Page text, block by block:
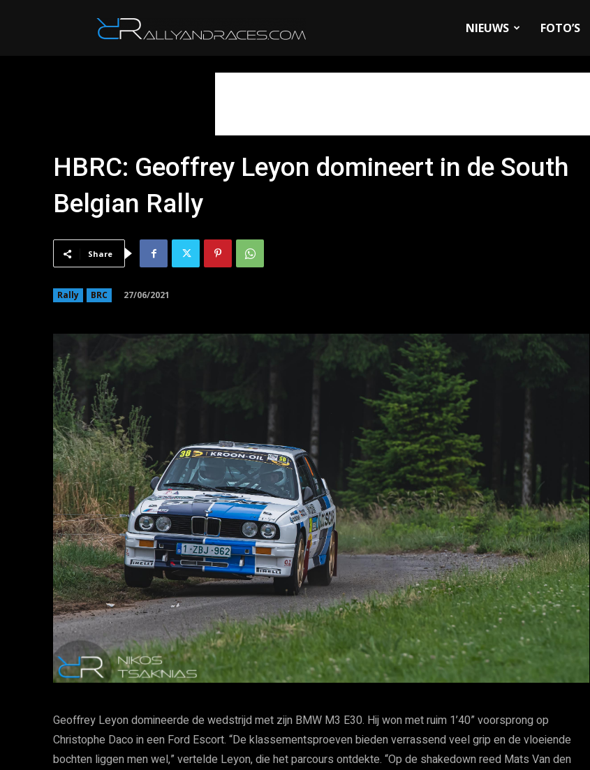
NIEUWS FOTO’S
HBRC: Geoffrey Leyon domineert in de South
Belgian Rally
Share
Rally BRC 27/06/2021
Geoffrey Leyon domineerde de wedstrijd met zijn BMW M3 E30. Hij won met ruim 1’40” voorsprong op
Christophe Daco in een Ford Escort. “De klassementsproeven bieden verrassend veel grip en de vloeiende
bochten liggen men wel,” vertelde Leyon, die het parcours ontdekte. “Op de shakedown reed Mats Van den